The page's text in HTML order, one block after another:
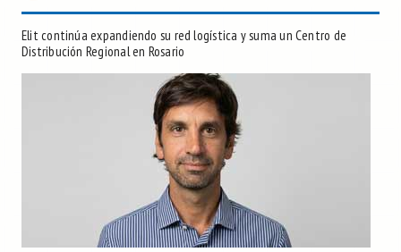
Elit continúa expandiendo su red logística y suma un Centro de
Distribución Regional en Rosario